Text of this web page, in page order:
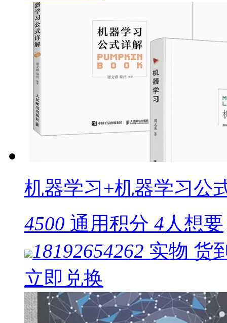
机器学习+机器学习公
4500 通用积分 4人想要
18192654262 实物 货
立即兑换